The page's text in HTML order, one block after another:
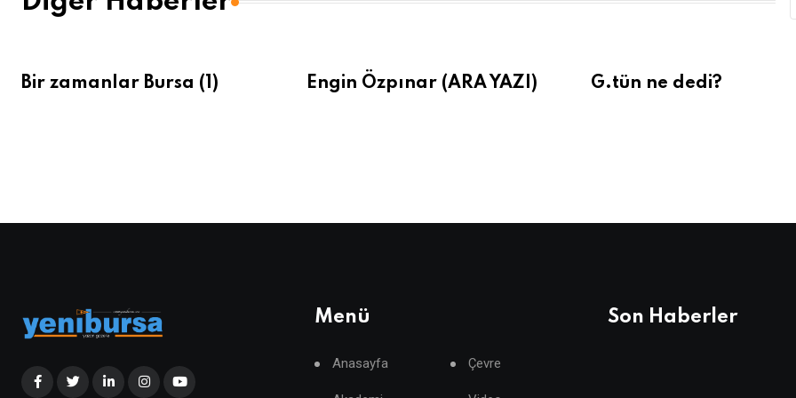
Bir zamanlar Bursa (1) Engin Özpınar (ARA YAZI) G.tün ne dedi?
Menü
Anasayfa Çevre
Son Haberler